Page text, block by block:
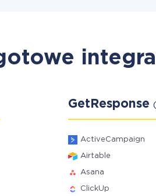
GetResponse
ActiveCampaign
Airtable
Asana
ClickUp